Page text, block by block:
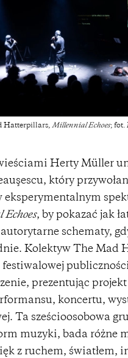
Hatterpillars, Millennial Echoes; fot.
Herty Müller
który
eksperymentalnym
, by pokazać jak
schematy,
Kolektyw The Mad
festiwalowej
prezentując
koncertu,
Ta sześcioosobowa
muzyki, bada różne
z ruchem, światłem,